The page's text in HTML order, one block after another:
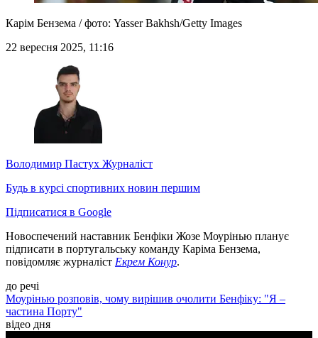
Карім Бензема / фото: Yasser Bakhsh/Getty Images
22 вересня 2025, 11:16
Володимир Пастух Журналіст
Будь в курсі спортивних новин першим
Підписатися в Google
Новоспечений наставник Бенфіки Жозе Моурінью планує
підписати в португальську команду Каріма Бензема,
повідомляє журналіст Екрем Конур.
до речі
Моурінью розповів, чому вирішив очолити Бенфіку: "Я –
частина Порту"
відео дня